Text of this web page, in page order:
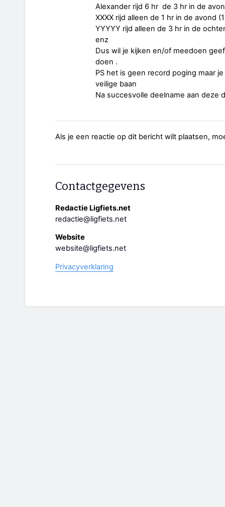
Alexander rijd 6 hr de 3 hr in de
XXXX rijd alleen de 1 hr in de avond
YYYYY rijd alleen de 3 hr in de
enz
Dus wil je kijken en/of meedoen
doen .
PS het is geen record poging maar
veilige baan
Na succesvolle deelname aan deze
Als je een reactie op dit bericht wilt plaatsen,
Contactgegevens
Redactie Ligfiets.net
redactie@ligfiets.net
Website
website@ligfiets.net
Privacyverklaring